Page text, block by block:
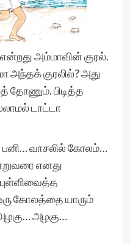
அம்மாவின் குரல்.
அந்தக் குரலில்? அது
பிடித்த
டாட்டா
பனி… வாசலில் கோலம்…
எனது
கோலத்தை யாரும்
அழகு…